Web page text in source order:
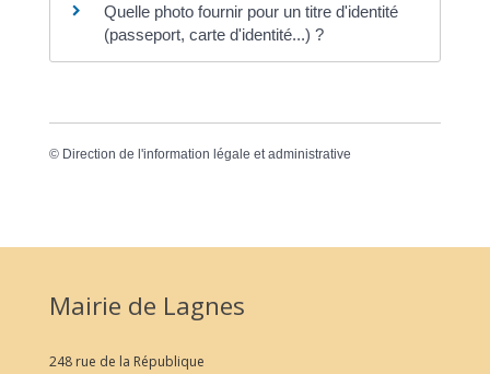
Quelle photo fournir pour un titre d'identité
(passeport, carte d'identité...) ?
© Direction de l'information légale et administrative
Mairie de Lagnes
248 rue de la République